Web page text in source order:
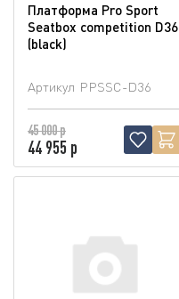
Платформа Pro Sport
Seatbox competition D36
(blaсk)
Артикул PPSSC-D36
45 000 р
44 955 р